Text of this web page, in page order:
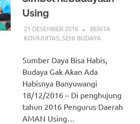
Using
21 DESEMBER 2016
BERITA
KOMUNITAS,SENI BUDAYA
Sumber Daya Bisa Habis,
Budaya Gak Akan Ada
Habisnya Banyuwangi
18/12/2016 – Di penghujung
tahun 2016 Pengurus Daerah
AMAN Using…